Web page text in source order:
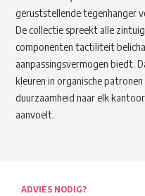
geruststellende tegenhanger
De collectie spreekt alle
componenten tactiliteit
aanpassingsvermogen biedt.
kleuren in organische
duurzaamheid naar elk
aanvoelt.
ADVIES NODIG?